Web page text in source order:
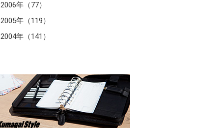
2006年（77）
2005年（119）
2004年（141）